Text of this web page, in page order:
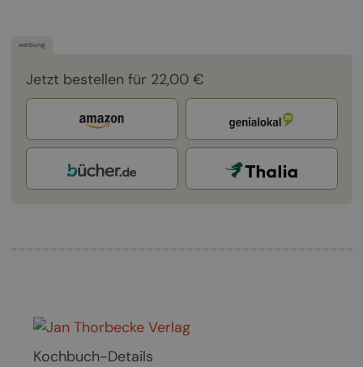
werbung
Jetzt bestellen für 22,00 €
Kochbuch-Details